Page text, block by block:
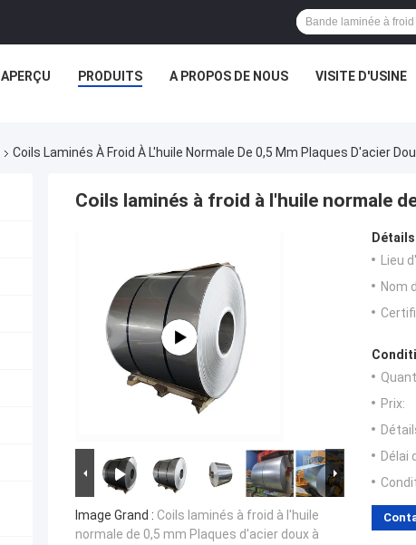
APERÇU PRODUITS A PROPOS DE NOUS VISITE D'USINE
Coils Laminés À Froid À L'huile Normale De 0,5 Mm Plaques D'acier
Coils laminés à froid à l'huile normale
Image Grand : Coils laminés à froid à l'huile
normale de 0,5 mm Plaques d'acier doux à
Lieu
Nom
Prix:
Délai